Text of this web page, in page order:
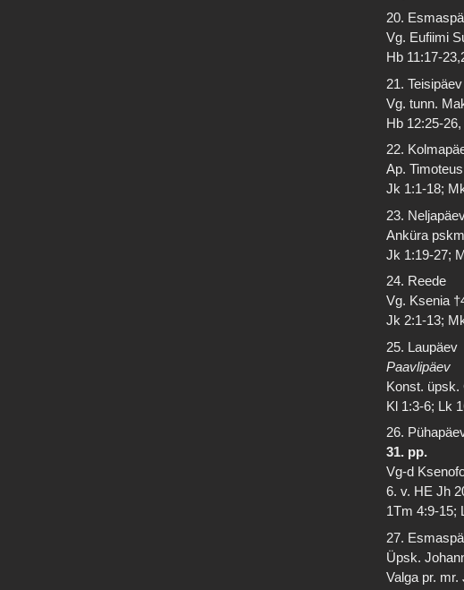
20.
Vg. Eufiimi
Hb 11:17-
21. Teisipäev
Vg. tunn.
Hb 12:25-
22.
Ap.
Jk 1:1-18;
23.
Anküra
Jk 1:19-27;
24. Reede
Vg. Ksenia
Jk 2:1-13;
25. Laupäev
Paavlipäev
Konst. üpsk.
Kl 1:3-6; Lk
26.
31. pp.
Vg-d
6. v. HE Jh
1Tm 4:9-15;
27.
Üpsk.
Valga pr. mr.